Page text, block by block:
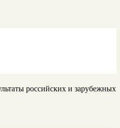
российских и зарубежных